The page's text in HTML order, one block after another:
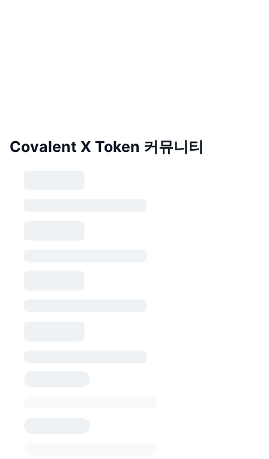
Covalent X Token 커뮤니티